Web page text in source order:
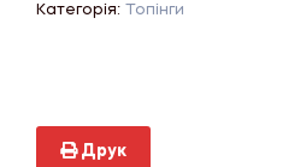
Категорія: Топінги
Друк